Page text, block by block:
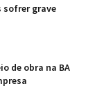
sofrer grave
de obra na BA